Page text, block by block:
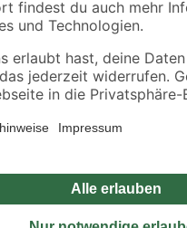
in EUR inkl. gesetzl. MwSt.. Die
allen Märkten verfügbar. Die angegebenen
der Vorrat reicht.
59 € versandkostenfrei, gilt nicht für Artikel
Privatsphäre Impressum
Widerrufsrecht